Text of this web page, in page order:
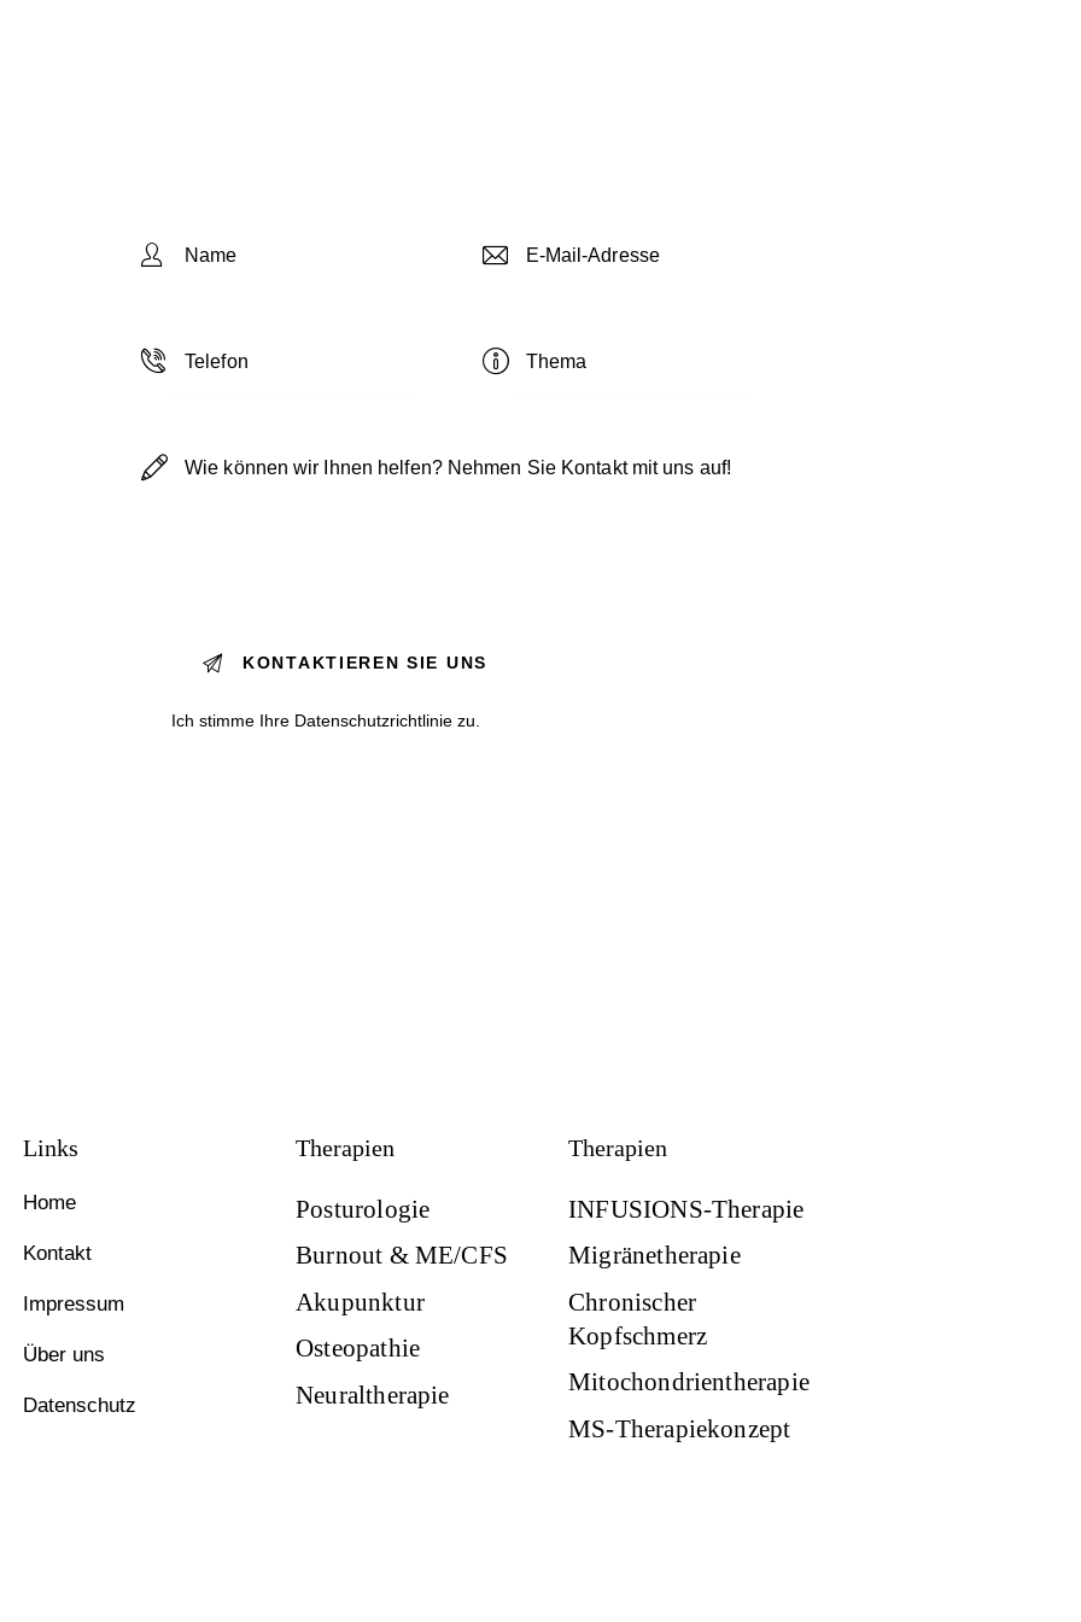
Ich stimme Ihre Datenschutzrichtlinie zu.
Links
Home
Kontakt
Impressum
Über uns
Datenschutz
Therapien
Posturologie
Burnout & ME/CFS
Akupunktur
Osteopathie
Neuraltherapie
Therapien
INFUSIONS-Therapie
Migränetherapie
Chronischer
Kopfschmerz
Mitochondrientherapie
MS-Therapiekonzept